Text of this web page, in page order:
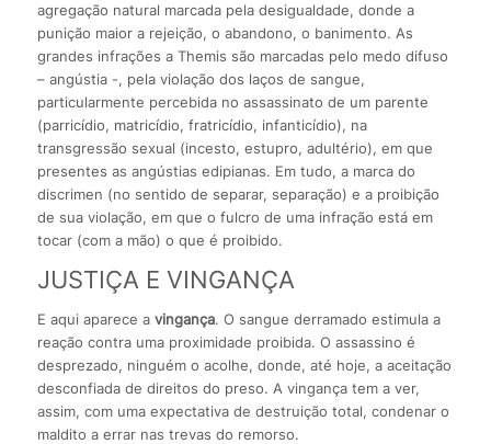
agregação natural marcada pela desigualdade, donde a
punição maior a rejeição, o abandono, o banimento. As
grandes infrações a Themis são marcadas pelo medo difuso
– angústia -, pela violação dos laços de sangue,
particularmente percebida no assassinato de um parente
(parricídio, matricídio, fratricídio, infanticídio), na
transgressão sexual (incesto, estupro, adultério), em que
presentes as angústias edipianas. Em tudo, a marca do
discrimen (no sentido de separar, separação) e a proibição
de sua violação, em que o fulcro de uma infração está em
tocar (com a mão) o que é proibido.
JUSTIÇA E VINGANÇA
E aqui aparece a vingança. O sangue derramado estimula a
reação contra uma proximidade proibida. O assassino é
desprezado, ninguém o acolhe, donde, até hoje, a aceitação
desconfiada de direitos do preso. A vingança tem a ver,
assim, com uma expectativa de destruição total, condenar o
maldito a errar nas trevas do remorso.